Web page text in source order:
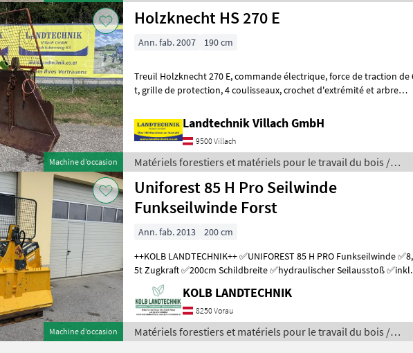
Machine d’occasion
Holzknecht HS 270 E
Ann. fab. 2007 190 cm
Treuil Holzknecht 270 E, commande électrique, force de traction de 6
t, grille de protection, 4 coulisseaux, crochet d'extrémité et arbre
Landtechnik Villach GmbH
9500 Villach
Matériels forestiers et matériels pour le travail du bois /
Holzknecht
Machine d’occasion
Uniforest 85 H Pro Seilwinde
Funkseilwinde Forst
Ann. fab. 2013
200 cm
++KOLB LANDTECHNIK++ ✅UNIFOREST 85 H PRO Funkseilwinde ✅8,
5t Zugkraft ✅200cm Schildbreite ✅hydraulischer Seilausstoß ✅inkl.
TERRA Profi Funk - Ziehen / Kurzl
KOLB LANDTECHNIK
8250 Vorau
Matériels forestiers et matériels pour le travail du bois /
Uniforest